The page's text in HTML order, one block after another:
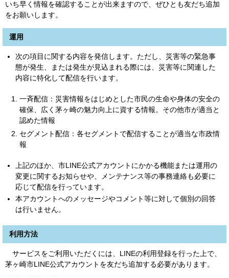
いち早く情報を確認することが出来ますので、ぜひとも友だち追加
をお願いします。
運用
次の項目に関する内容を発信します。ただし、災害等の緊急事
態が発生、または発生が見込まれる際には、災害等に関連した
内容に特化して配信を行います。
一斉配信：災害情報をはじめとした市民の生命や身体の安全の
確保、広く茅ヶ崎の魅力向上に資する情報。その他市が適当と
認めた情報
セグメント配信：各セグメントで配信することが適当な市政情
報
上記のほか、市LINE公式アカウントにかかる機能または運用の
変更に関するお知らせや、メンテナンス等の事務連絡も必要に
応じて配信を行っています。
本アカウントへのメッセージやコメント等に対して個別の回答
は行いません。
利用方法
サービスをご利用いただくには、LINEの利用登録を行った上で、
茅ヶ崎市LINE公式アカウントを友だち追加する必要があります。